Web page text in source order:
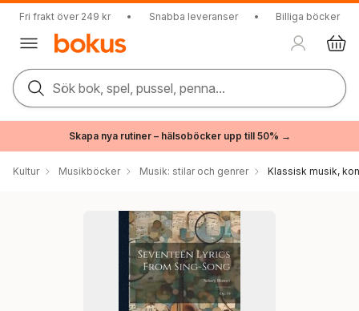
Fri frakt över 249 kr • Snabba leveranser • Billiga böcker
Sök bok, spel, pussel, penna...
Skapa nya rutiner – hälsoböcker upp till 50% →
Kultur Musikböcker Musik: stilar och genrer Klassisk musik,